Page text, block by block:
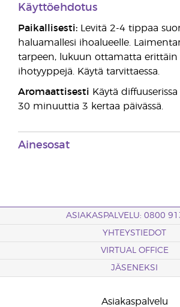
Käyttöehdotus
Paikallisesti: Levitä 2-4 tippaa
haluamallesi ihoalueelle.
tarpeen, lukuun ottamatta erittäin
ihotyyppejä. Käytä tarvittaessa.
Aromaattisesti Käytä
30 minuuttia 3 kertaa päivässä.
Ainesosat
ASIAKASPALVELU: 0800
YHTEYSTIEDOT
VIRTUAL OFFICE
JÄSENEKSI
Asiakaspalvelu